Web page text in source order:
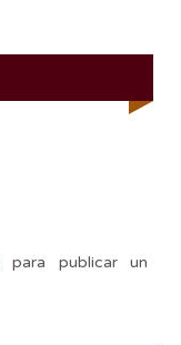
para publicar un